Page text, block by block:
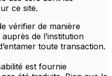
ce site.
vérifier de manière
de l’institution
toute transaction.
est fournie